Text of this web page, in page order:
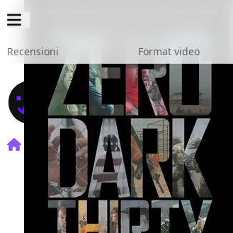
Recensioni Format video
Home Film Zero Dark Thirty